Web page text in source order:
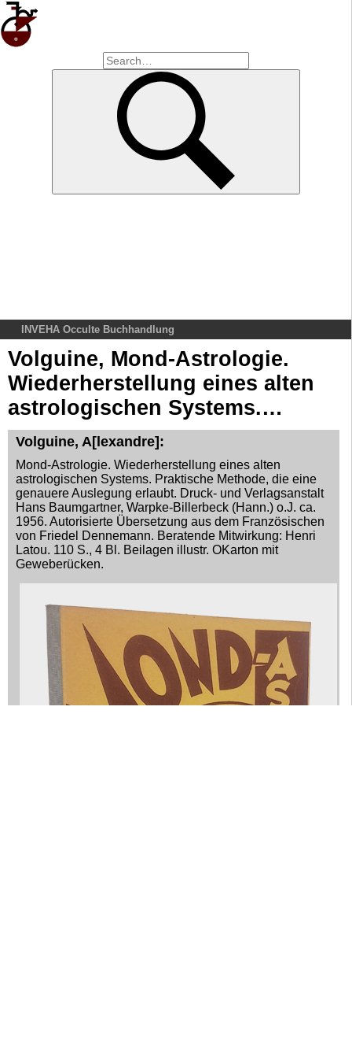
INVEHA Occulte Buchhandlung
Home
Advanced Search
Cart
News
Purchase
Abbreviations
Contact
Terms
Withdrawal
Volguine, Mond-Astrologie.
Wiederherstellung eines alten
astrologischen Systems.…
Volguine, A[lexandre]:
Mond-Astrologie. Wiederherstellung eines alten
astrologischen Systems. Praktische Methode, die eine
genauere Auslegung erlaubt. Druck- und Verlagsanstalt
Hans Baumgartner, Warpke-Billerbeck (Hann.) o.J. ca.
1956. Autorisierte Übersetzung aus dem Französischen
von Friedel Dennemann. Beratende Mitwirkung: Henri
Latou. 110 S., 4 Bl. Beilagen illustr. OKarton mit
Geweberücken.